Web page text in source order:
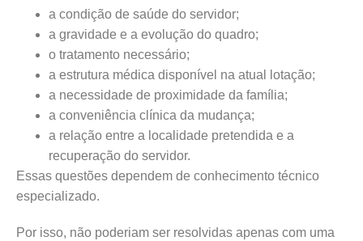
a condição de saúde do servidor;
a gravidade e a evolução do quadro;
o tratamento necessário;
a estrutura médica disponível na atual lotação;
a necessidade de proximidade da família;
a conveniência clínica da mudança;
a relação entre a localidade pretendida e a
recuperação do servidor.
Essas questões dependem de conhecimento técnico
especializado.
Por isso, não poderiam ser resolvidas apenas com uma